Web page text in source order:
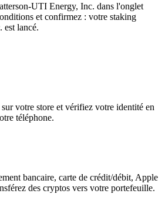
UTI Energy, Inc. dans l'onglet
et confirmez : votre staking
est lancé.
votre store et vérifiez votre identité en
téléphone.
bancaire, carte de crédit/débit, Apple
des cryptos vers votre portefeuille.